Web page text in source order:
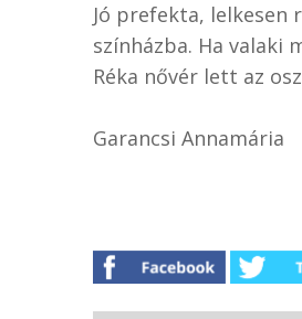
Jó prefekta, lelkesen
színházba. Ha valaki
Réka nővér lett az
Garancsi Annamária